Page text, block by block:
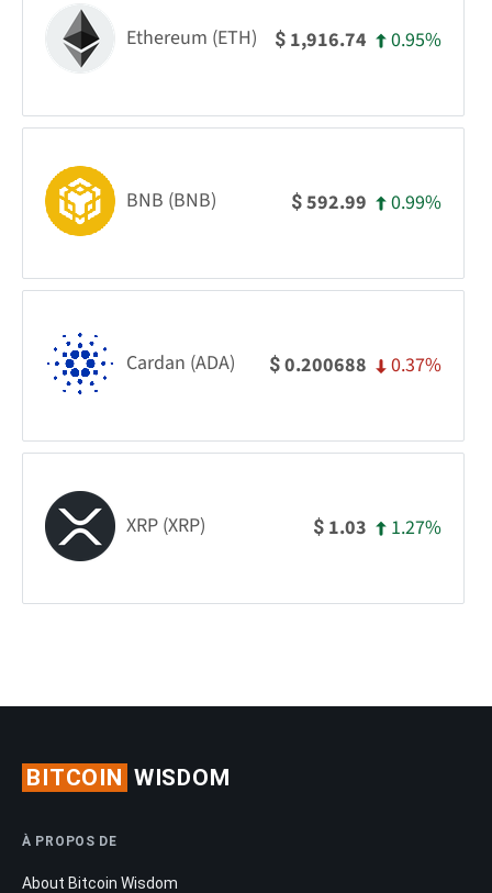
Ethereum (ETH) $ 1,916.74 0.95%
BNB (BNB) $592.99 0.99%
Cardan (ADA) $0.200688 0.37%
XRP (XRP) $ 1.03 1.27%
BITCOIN WISDOM
À PROPOS DE
About Bitcoin Wisdom